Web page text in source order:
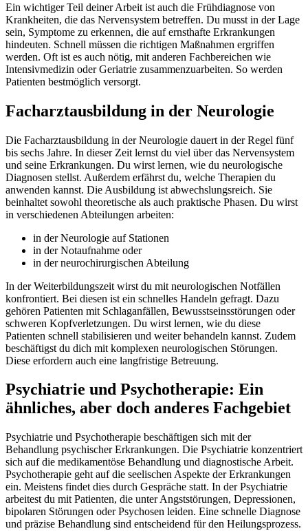
Ein wichtiger Teil deiner Arbeit ist auch die Frühdiagnose von
Krankheiten, die das Nervensystem betreffen. Du musst in der Lage
sein, Symptome zu erkennen, die auf ernsthafte Erkrankungen
hindeuten. Schnell müssen die richtigen Maßnahmen ergriffen
werden. Oft ist es auch nötig, mit anderen Fachbereichen wie
Intensivmedizin oder Geriatrie zusammenzuarbeiten. So werden
Patienten bestmöglich versorgt.
Facharztausbildung in der Neurologie
Die Facharztausbildung in der Neurologie dauert in der Regel fünf
bis sechs Jahre. In dieser Zeit lernst du viel über das Nervensystem
und seine Erkrankungen. Du wirst lernen, wie du neurologische
Diagnosen stellst. Außerdem erfährst du, welche Therapien du
anwenden kannst. Die Ausbildung ist abwechslungsreich. Sie
beinhaltet sowohl theoretische als auch praktische Phasen. Du wirst
in verschiedenen Abteilungen arbeiten:
in der Neurologie auf Stationen
in der Notaufnahme oder
in der neurochirurgischen Abteilung
In der Weiterbildungszeit wirst du mit neurologischen Notfällen
konfrontiert. Bei diesen ist ein schnelles Handeln gefragt. Dazu
gehören Patienten mit Schlaganfällen, Bewusstseinsstörungen oder
schweren Kopfverletzungen. Du wirst lernen, wie du diese
Patienten schnell stabilisieren und weiter behandeln kannst. Zudem
beschäftigst du dich mit komplexen neurologischen Störungen.
Diese erfordern auch eine langfristige Betreuung.
Psychiatrie und Psychotherapie: Ein
ähnliches, aber doch anderes Fachgebiet
Psychiatrie und Psychotherapie beschäftigen sich mit der
Behandlung psychischer Erkrankungen. Die Psychiatrie konzentriert
sich auf die medikamentöse Behandlung und diagnostische Arbeit.
Psychotherapie geht auf die seelischen Aspekte der Erkrankungen
ein. Meistens findet dies durch Gespräche statt. In der Psychiatrie
arbeitest du mit Patienten, die unter Angststörungen, Depressionen,
bipolaren Störungen oder Psychosen leiden. Eine schnelle Diagnose
und präzise Behandlung sind entscheidend für den Heilungsprozess.